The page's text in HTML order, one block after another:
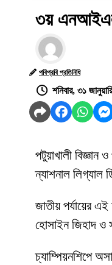
৩য়
পবিপ্রবি প্রতিনিধি
শনিবার, ৩১
পটুয়াখালী
ন্যাশনাল
জাতীয় পর্যায়ের
হোসাইন জিহাদ ও
চ্যাম্পিয়নশিপে